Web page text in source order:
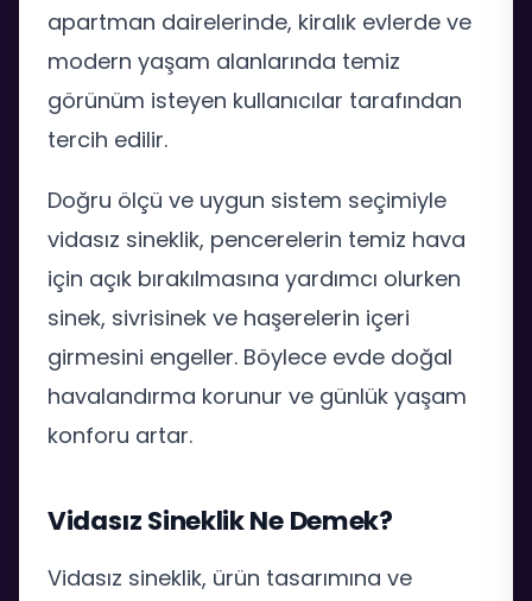
apartman dairelerinde, kiralık evlerde ve
modern yaşam alanlarında temiz
görünüm isteyen kullanıcılar tarafından
tercih edilir.
Doğru ölçü ve uygun sistem seçimiyle
vidasız sineklik, pencerelerin temiz hava
için açık bırakılmasına yardımcı olurken
sinek, sivrisinek ve haşerelerin içeri
girmesini engeller. Böylece evde doğal
havalandırma korunur ve günlük yaşam
konforu artar.
Vidasız Sineklik Ne Demek?
Vidasız sineklik, ürün tasarımına ve